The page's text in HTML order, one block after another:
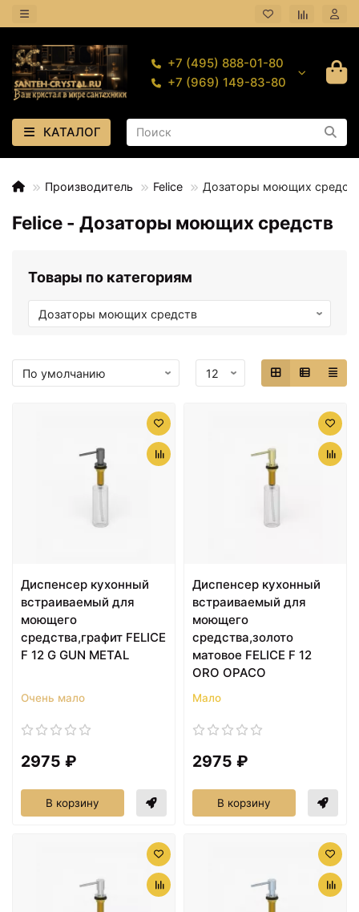
+7 (495) 888-01-80
+7 (969) 149-83-80
КАТАЛОГ
Производитель Felice Дозаторы моющих
Felice - Дозаторы моющих средств
Товары по категориям
Диспенсер кухонный
встраиваемый для
моющего
средства,графит FELICE
F 12 G GUN METAL
Очень мало
2975 ₽
В корзину
Диспенсер кухонный
встраиваемый для
моющего
средства,золото
матовое FELICE F 12
ORO OPACO
Мало
2975 ₽
В корзину